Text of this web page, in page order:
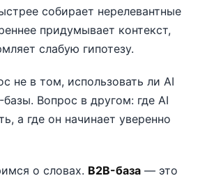
собирает нерелевантные
придумывает контекст,
слабую гипотезу.
не в том, использовать ли AI
Вопрос в другом: где AI
а где он начинает уверенно
о словах. B2B-база — это